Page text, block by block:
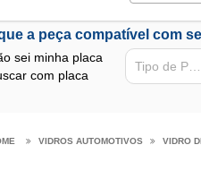
a peça compatível com
sei minha placa
com placa
Tipo de Peça
VIDROS AUTOMOTIVOS VIDRO